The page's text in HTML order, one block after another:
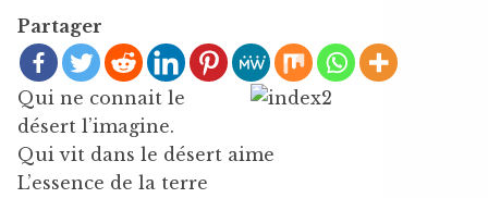
Partager
Qui ne connait le
désert l’imagine.
Qui vit dans le désert aime
L’essence de la terre